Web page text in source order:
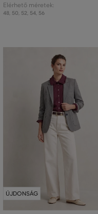
Elérhető méretek:
48, 50, 52, 54, 56
ÚJDONSÁG